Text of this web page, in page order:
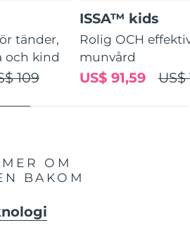
tänder,
och kind
109
ISSA™ kids
Rolig OCH
munvård
US$
US$ 91,59
OM
BAKOM